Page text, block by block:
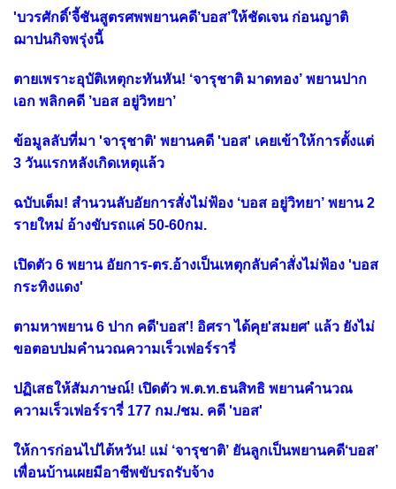
'บวรศักดิ์'จี้ชันสูตรศพพยานคดี’บอส’ให้ชัดเจน ก่อนญาติ
ฌาปนกิจพรุ่งนี้
ตายเพราะอุบัติเหตุกะทันหัน! ‘จารุชาติ มาดทอง’ พยานปาก
เอก พลิกคดี ’บอส อยู่วิทยา’
ข้อมูลลับที่มา 'จารุชาติ' พยานคดี 'บอส' เคยเข้าให้การตั้งแต่
3 วันแรกหลังเกิดเหตุแล้ว
ฉบับเต็ม! สำนวนลับอัยการสั่งไม่ฟ้อง ‘บอส อยู่วิทยา’ พยาน 2
รายใหม่ อ้างขับรถแค่ 50-60กม.
เปิดตัว 6 พยาน อัยการ-ตร.อ้างเป็นเหตุกลับคำสั่งไม่ฟ้อง 'บอส
กระทิงแดง'
ตามหาพยาน 6 ปาก คดี'บอส'! อิศรา ได้คุย'สมยศ' แล้ว ยังไม่
ขอตอบปมคำนวณความเร็วเฟอร์รารี่
ปฏิเสธให้สัมภาษณ์! เปิดตัว พ.ต.ท.ธนสิทธิ พยานคำนวณ
ความเร็วเฟอร์รารี่ 177 กม./ชม. คดี 'บอส'
ให้การก่อนไปไต้หวัน! แม่ ‘จารุชาติ’ ยันลูกเป็นพยานคดี‘บอส’
เพื่อนบ้านเผยมีอาชีพขับรถรับจ้าง